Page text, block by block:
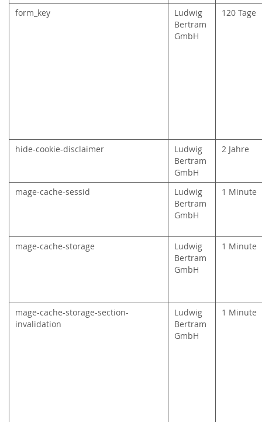
form_key
Ludwig
Bertram
GmbH
120 Tage
hide-cookie-disclaimer
Ludwig
Bertram
GmbH
2 Jahre
mage-cache-sessid
Ludwig
Bertram
GmbH
1 Minute
mage-cache-storage
Ludwig
Bertram
GmbH
1 Minute
mage-cache-storage-section-
invalidation
Ludwig
Bertram
GmbH
1 Minute